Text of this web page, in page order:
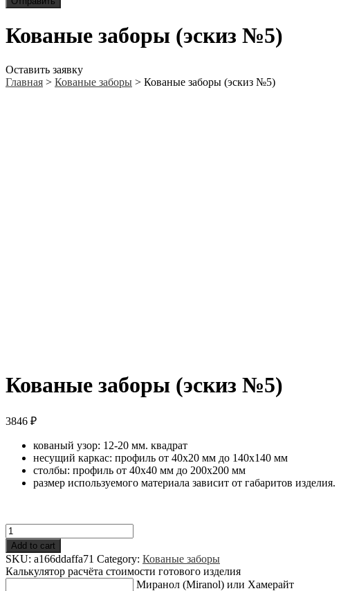
Кованые заборы (эскиз №5)
Оставить заявку
Главная > Кованые заборы > Кованые заборы (эскиз №5)
Кованые заборы (эскиз №5)
3846 ₽
кованый узор: 12-20 мм. квадрат
несущий каркас: профиль от 40х20 мм до 140х140 мм
столбы: профиль от 40х40 мм до 200х200 мм
размер используемого материала зависит от габаритов изделия.
Кованые
заборы
(эскиз
№5)
quantity
Add to cart
SKU: a166ddaffa71 Category: Кованые заборы
Калькулятор расчёта стоимости готового изделия
Миранол (Miranol) или Хамерайт